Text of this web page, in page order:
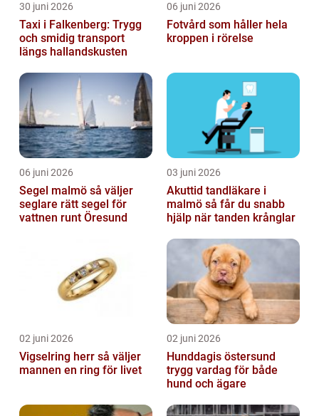
30 juni 2026
Taxi i Falkenberg: Trygg
och smidig transport
längs hallandskusten
06 juni 2026
Fotvård som håller hela
kroppen i rörelse
06 juni 2026
Segel malmö så väljer
seglare rätt segel för
vattnen runt Öresund
03 juni 2026
Akuttid tandläkare i
malmö så får du snabb
hjälp när tanden krånglar
02 juni 2026
Vigselring herr så väljer
mannen en ring för livet
02 juni 2026
Hunddagis östersund
trygg vardag för både
hund och ägare